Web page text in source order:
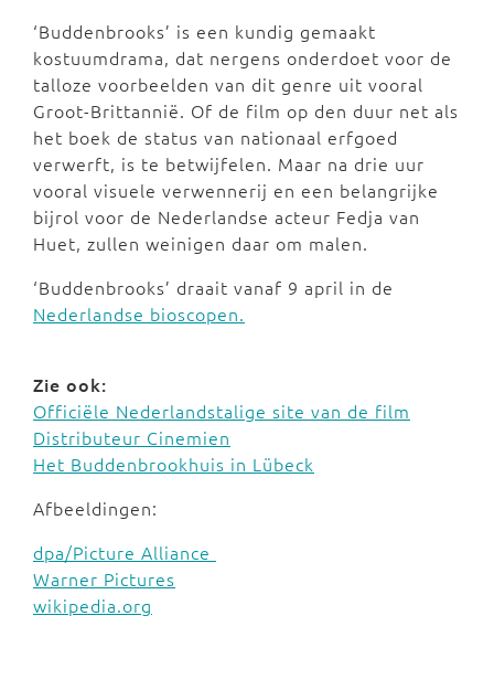
‘Buddenbrooks’ is een kundig gemaakt
kostuumdrama, dat nergens onderdoet voor de
talloze voorbeelden van dit genre uit vooral
Groot-Brittannië. Of de film op den duur net als
het boek de status van nationaal erfgoed
verwerft, is te betwijfelen. Maar na drie uur
vooral visuele verwennerij en een belangrijke
bijrol voor de Nederlandse acteur Fedja van
Huet, zullen weinigen daar om malen.
‘Buddenbrooks’ draait vanaf 9 april in de
Nederlandse bioscopen.
Zie ook:
Officiële Nederlandstalige site van de film
Distributeur Cinemien
Het Buddenbrookhuis in Lübeck
Afbeeldingen:
dpa/Picture Alliance
Warner Pictures
wikipedia.org